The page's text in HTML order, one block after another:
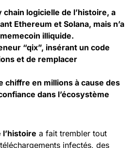
logicielle de l’histoire, a
Ethereum et Solana, mais n’a
illiquide.
“qix”, insérant un code
et de remplacer
chiffre en millions à cause des
dans l’écosystème
a fait trembler tout
infectés, des